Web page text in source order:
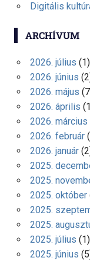
Digitális
ARCHÍVUM
2026. július (1)
2026. június
2026. május
2026. április
2026. március
2026. február
2026. január
2025.
2025.
2025. október
2025.
2025.
2025. július (1)
2025. június